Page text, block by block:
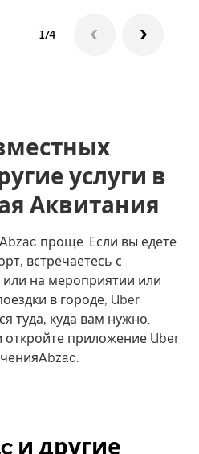
1/4
услуги в
Аквитания
проще. Если вы едете
встречаетесь с
на мероприятии или
в городе, Uber
туда, куда вам нужно.
откройте приложение Uber
и другие